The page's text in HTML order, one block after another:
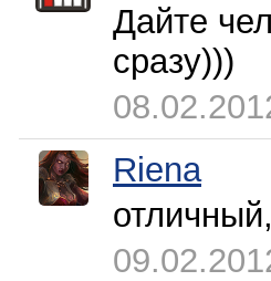
Дайте
сразу)))
Riena